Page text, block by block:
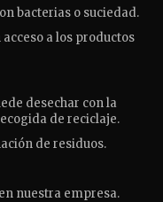
bacterias o suciedad.
a los productos
desechar con la
de reciclaje.
de residuos.
nuestra empresa.